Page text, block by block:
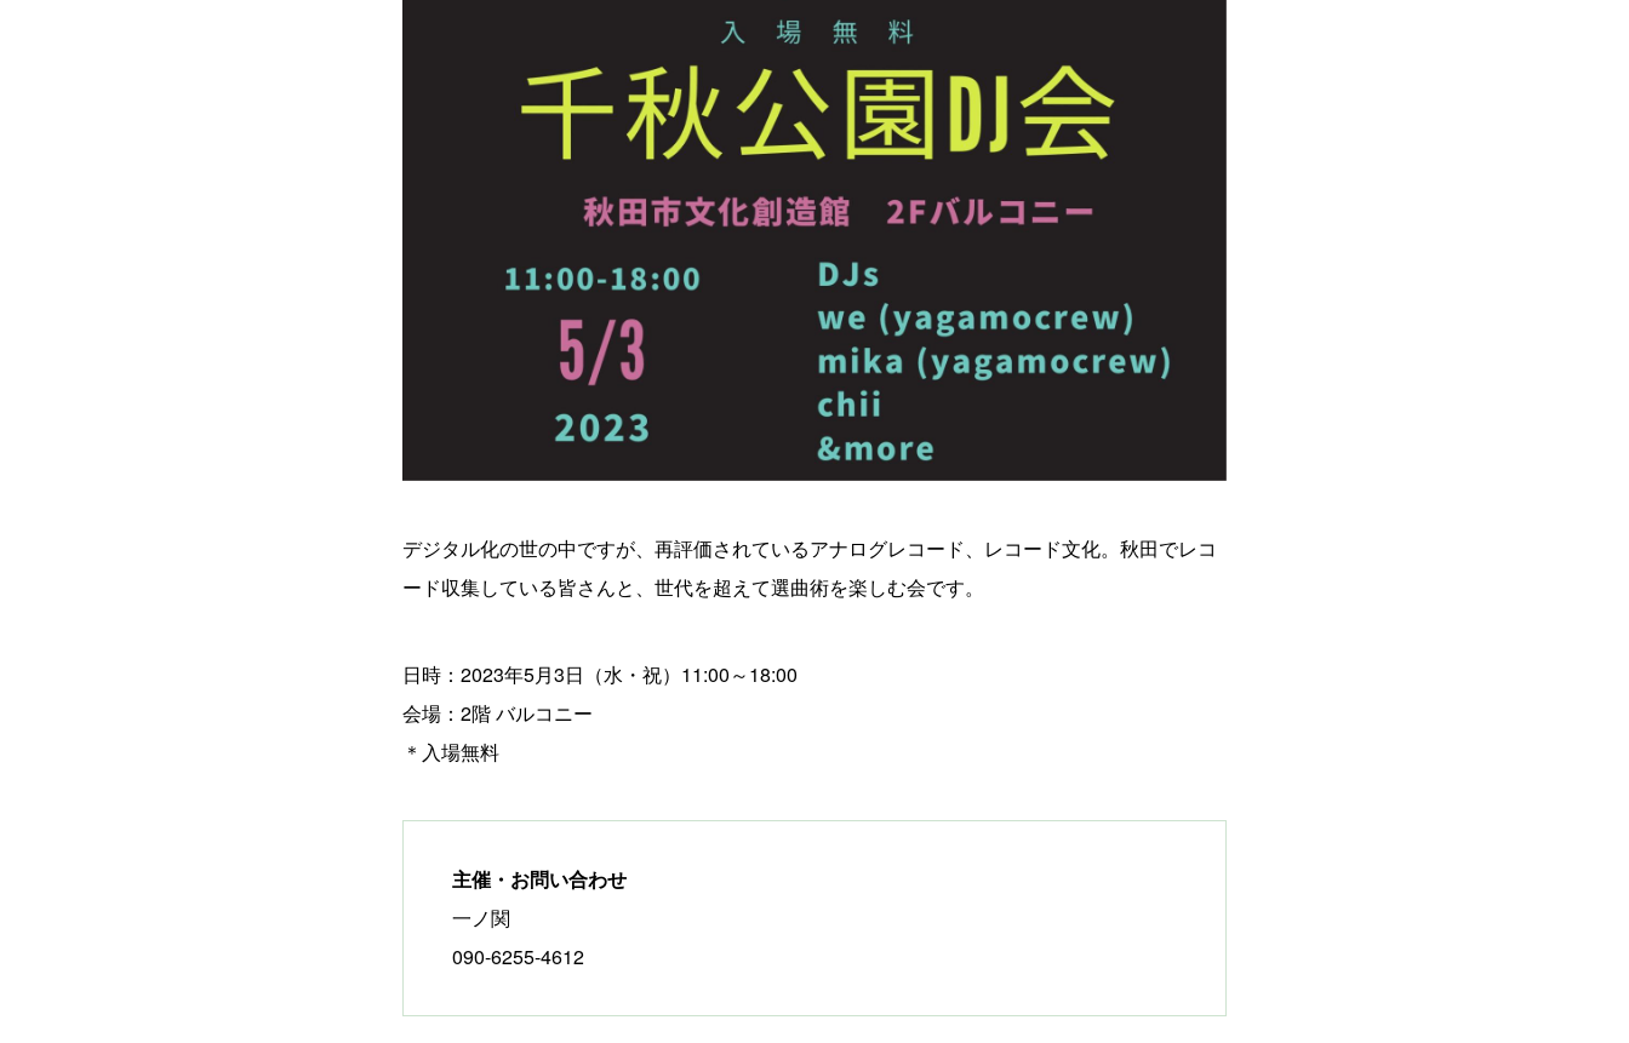
デジタル化の世の中ですが、再評価されているアナログレコード、レコード文化。秋田でレコ
ード収集している皆さんと、世代を超えて選曲術を楽しむ会です。
日時：2023年5月3日（水・祝）11:00～18:00
会場：2階 バルコニー
＊入場無料
主催・お問い合わせ
一ノ関
090-6255-4612